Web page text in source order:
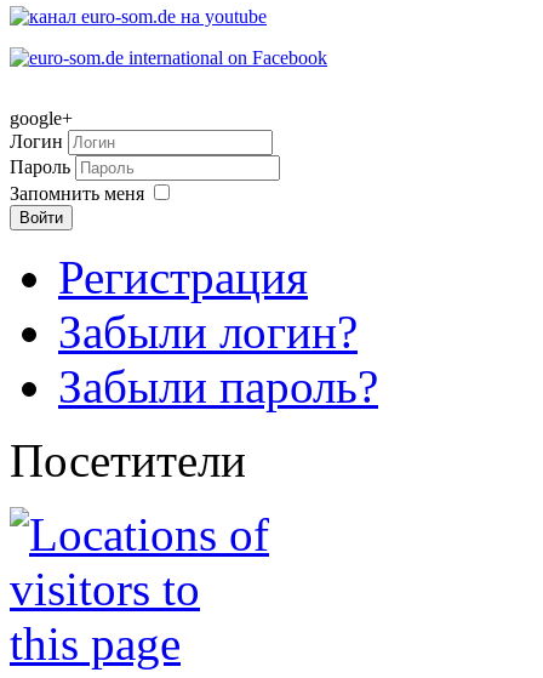
google+
Логин
Пароль
Запомнить меня
Войти
Регистрация
Забыли логин?
Забыли пароль?
Посетители